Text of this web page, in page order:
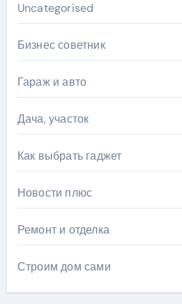
Uncategorised
Бизнес советник
Гараж и авто
Дача, участок
Как выбрать гаджет
Новости плюс
Ремонт и отделка
Строим дом сами